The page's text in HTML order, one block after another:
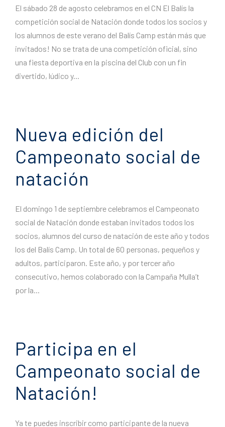
El sábado 28 de agosto celebramos en el CN ​​El Balís la
competición social de Natación donde todos los socios y
los alumnos de este verano del Balís Camp están más que
invitados! No se trata de una competición oficial, sino
una fiesta deportiva en la piscina del Club con un fin
divertido, lúdico y...
Nueva edición del
Campeonato social de
natación
El domingo 1 de septiembre celebramos el Campeonato
social de Natación donde estaban invitados todos los
socios, alumnos del curso de natación de este año y todos
los del Balís Camp. Un total de 60 personas, pequeños y
adultos, participaron. Este año, y por tercer año
consecutivo, hemos colaborado con la Campaña Mulla’t
por la...
Participa en el
Campeonato social de
Natación!
Ya te puedes inscribir como participante de la nueva